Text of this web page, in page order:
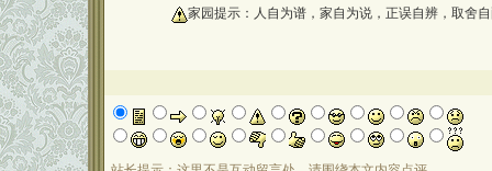
家园提示：人自为谱，家自为说，正误自辨，取舍